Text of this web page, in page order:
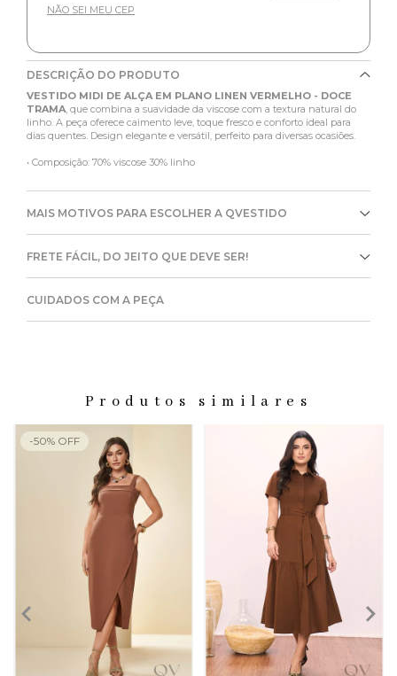
NÃO SEI MEU CEP
DESCRIÇÃO DO PRODUTO
VESTIDO MIDI DE ALÇA EM PLANO LINEN VERMELHO - DOCE
TRAMA, que combina a suavidade da viscose com a textura natural do
linho. A peça oferece caimento leve, toque fresco e conforto ideal para
dias quentes. Design elegante e versátil, perfeito para diversas ocasiões.
• Composição: 70% viscose 30% linho
MAIS MOTIVOS PARA ESCOLHER A QVESTIDO
FRETE FÁCIL, DO JEITO QUE DEVE SER!
CUIDADOS COM A PEÇA
Produtos similares
-50% OFF